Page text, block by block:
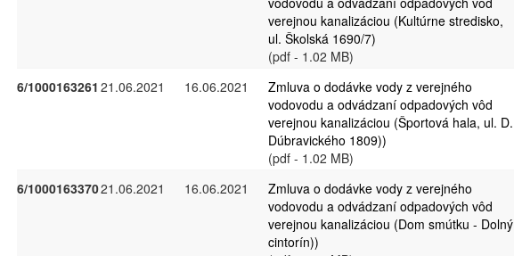
verejnou kanalizáciou (Kultúrne stredisko,
ul. Školská 1690/7)
(pdf - 1.02 MB)
6/1000163261 21.06.2021 16.06.2021
Zmluva o dodávke vody z verejného
vodovodu a odvádzaní odpadových vôd
verejnou kanalizáciou (Športová hala, ul. D.
Dúbravického 1809))
(pdf - 1.02 MB)
6/100016337021.06.2021 16.06.2021
Zmluva o dodávke vody z verejného
vodovodu a odvádzaní odpadových vôd
verejnou kanalizáciou (Dom smútku - Dolný
cintorín))